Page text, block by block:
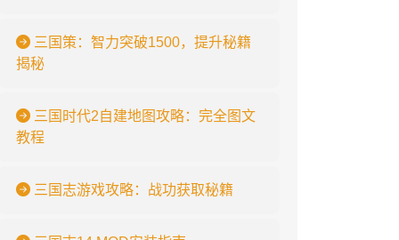
三国策：智力突破1500，提升秘籍
揭秘
三国时代2自建地图攻略：完全图文
教程
三国志游戏攻略：战功获取秘籍